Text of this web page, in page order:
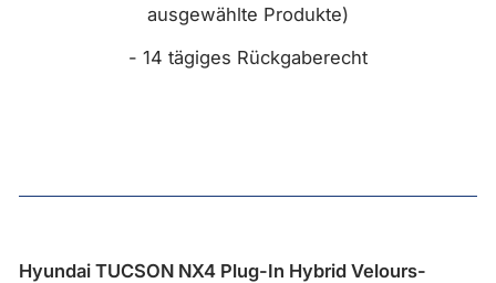
ausgewählte Produkte)
- 14 tägiges Rückgaberecht
Hyundai TUCSON NX4 Plug-In Hybrid Velours-